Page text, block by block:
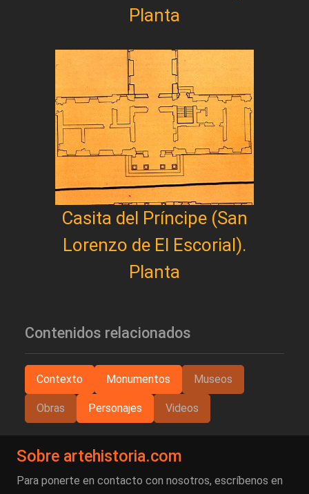
Planta
Casita del Príncipe (San
Lorenzo de El Escorial).
Planta
Contenidos relacionados
Contexto Monumentos Museos
Obras Personajes Videos
Sobre artehistoria.com
Para ponerte en contacto con nosotros, escríbenos en